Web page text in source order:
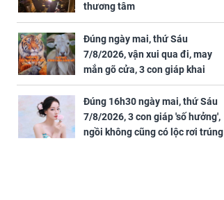
thương tâm
Đúng ngày mai, thứ Sáu
7/8/2026, vận xui qua đi, may
mắn gõ cửa, 3 con giáp khai
thông vận mệnh, tiền nhiều vô
kể, phước lộc đầy nhà, trúng số
độc đắc
Đúng 16h30 ngày mai, thứ Sáu
7/8/2026, 3 con giáp 'số hưởng',
ngồi không cũng có lộc rơi trúng